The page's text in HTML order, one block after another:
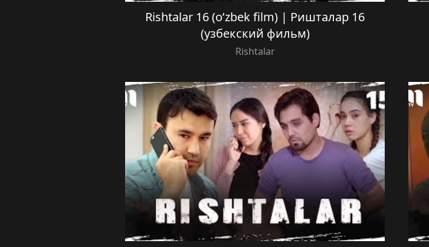
Rishtalar 16 (o’zbek film) | Ришталар 16
(узбекский фильм)
Rishtalar